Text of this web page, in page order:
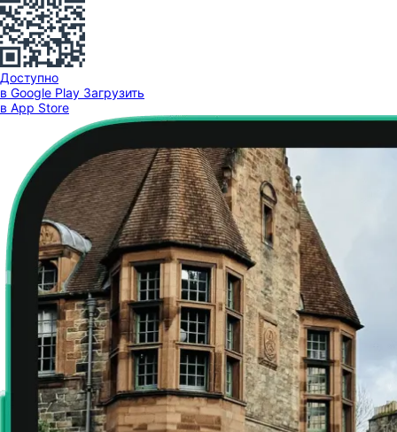
Доступно
в Google Play Загрузить
в App Store